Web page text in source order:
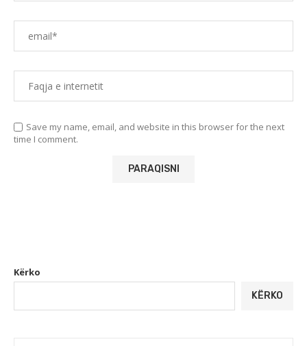
Save my name, email, and website in this browser for the next
time I comment.
Kërko
KËRKO